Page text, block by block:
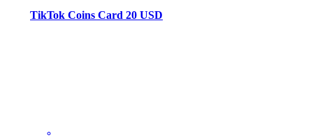
TikTok Coins Card 20 USD